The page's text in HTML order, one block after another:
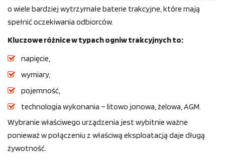
o wiele bardziej wytrzymałe baterie trakcyjne, które mają
spełnić oczekiwania odbiorców.
Kluczowe różnice w typach ogniw trakcyjnych to:
napięcie,
wymiary,
pojemność,
technologia wykonania – litowo jonowa, żelowa, AGM.
Wybranie właściwego urządzenia jest wybitnie ważne
ponieważ w połączeniu z właściwą eksploatacją daje długą
żywotność.